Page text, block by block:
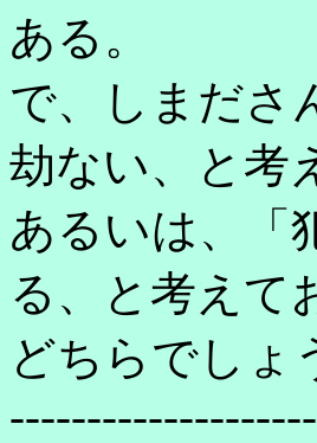
ある。
で、しまださ
劫ない、と考
あるいは、「
る、と考えて
どちらでしょ